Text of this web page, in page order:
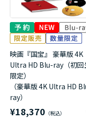
映画『国宝』 豪華版 4K
Ultra HD Blu-ray（初回
限定）
（豪華版 4K Ultra HD
ray）
¥18,370